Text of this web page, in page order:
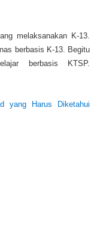
melaksanakan K-13.
berbasis K-13. Begitu
berbasis KTSP.
yang Harus Diketahui